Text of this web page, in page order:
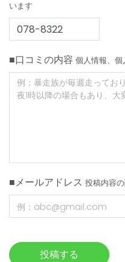
います
■口コミの内容 個人情報、
■メールアドレス 投稿内容
投稿する